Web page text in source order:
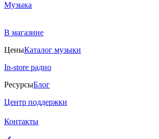
Музыка
В магазине
ЦеныКаталог музыки
In-store радио
РесурсыБлог
Центр поддержки
Контакты